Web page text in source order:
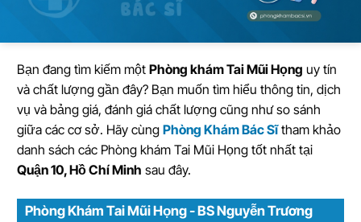
Bạn đang tìm kiếm một Phòng khám Tai Mũi Họng uy tín
và chất lượng gần đây? Bạn muốn tìm hiểu thông tin, dịch
vụ và bảng giá, đánh giá chất lượng cũng như so sánh
giữa các cơ sở. Hãy cùng Phòng Khám Bác Sĩtham khảo
danh sách các Phòng khám Tai Mũi Họng tốt nhất tại
Quận 10, Hồ Chí Minh sau đây.
Phòng Khám Tai Mũi Họng - BS Nguyễn Trương